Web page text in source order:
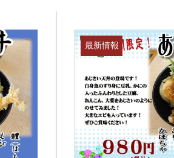
ー
最新情報